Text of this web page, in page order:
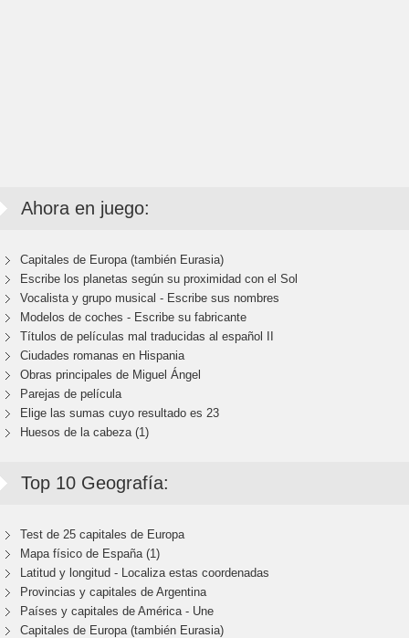
Ahora en juego:
Capitales de Europa (también Eurasia)
Escribe los planetas según su proximidad con el Sol
Vocalista y grupo musical - Escribe sus nombres
Modelos de coches - Escribe su fabricante
Títulos de películas mal traducidas al español II
Ciudades romanas en Hispania
Obras principales de Miguel Ángel
Parejas de película
Elige las sumas cuyo resultado es 23
Huesos de la cabeza (1)
Top 10 Geografía:
Test de 25 capitales de Europa
Mapa físico de España (1)
Latitud y longitud - Localiza estas coordenadas
Provincias y capitales de Argentina
Países y capitales de América - Une
Capitales de Europa (también Eurasia)